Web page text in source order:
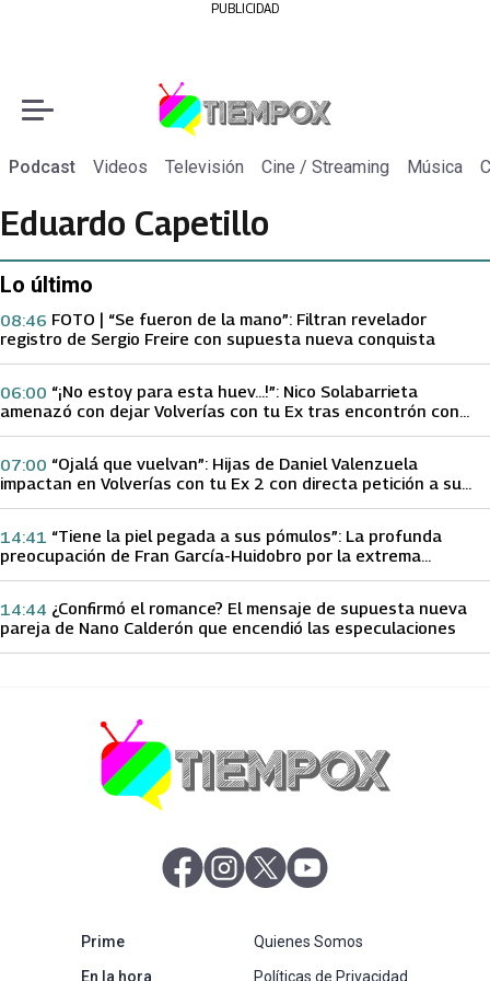
PUBLICIDAD
Podcast Videos Televisión Cine / Streaming Música
Eduardo Capetillo
Lo último
FOTO | “Se fueron de la mano”: Filtran revelador
registro de Sergio Freire con supuesta nueva conquista
08:46
“¡No estoy para esta huev…!”: Nico Solabarrieta
amenazó con dejar Volverías con tu Ex tras encontrón con
06:00
“Ojalá que vuelvan”: Hijas de Daniel Valenzuela
impactan en Volverías con tu Ex 2 con directa petición a su
07:00
“Tiene la piel pegada a sus pómulos”: La profunda
preocupación de Fran García-Huidobro por la extrema
14:41
¿Confirmó el romance? El mensaje de supuesta nueva
pareja de Nano Calderón que encendió las especulaciones
14:44
abre en nueva pestaña
abre en nueva pestaña
abre en nueva pestaña
Primeabre en nueva pestaña
En la horaabre en nueva pestaña
Quienes Somos
Políticas de Privacidad